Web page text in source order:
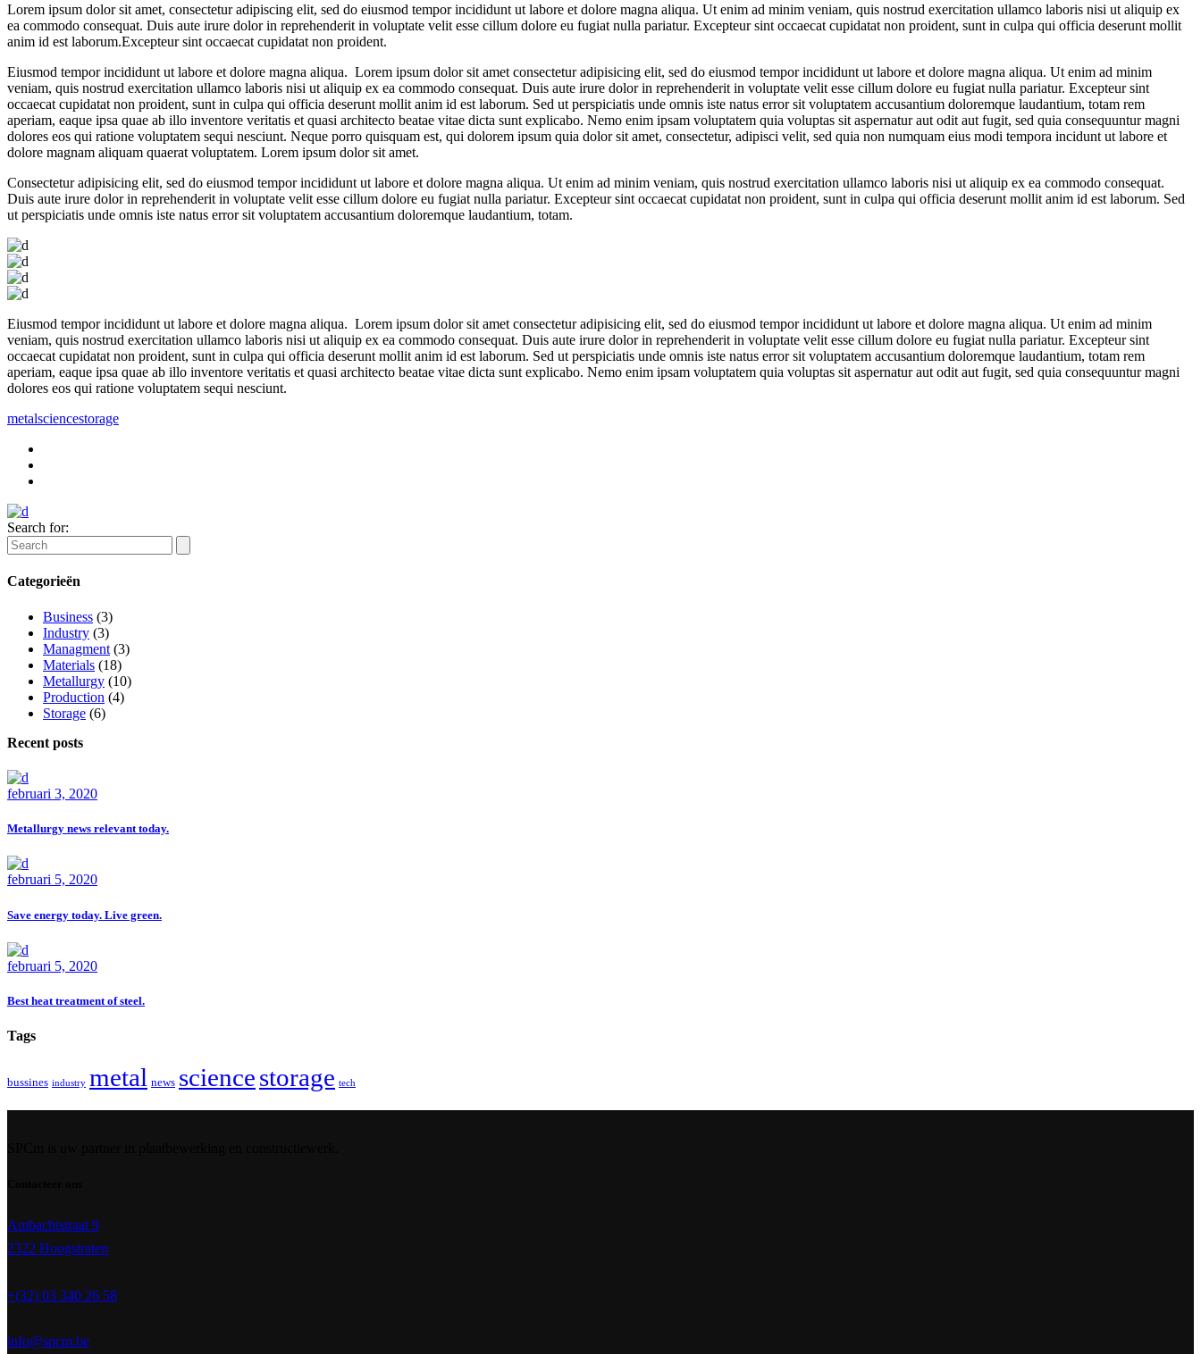
Lorem ipsum dolor sit amet, consectetur adipiscing elit, sed do eiusmod tempor incididunt ut labore et dolore magna aliqua. Ut enim ad minim veniam, quis nostrud exercitation ullamco laboris nisi ut aliquip ex
ea commodo consequat. Duis aute irure dolor in reprehenderit in voluptate velit esse cillum dolore eu fugiat nulla pariatur. Excepteur sint occaecat cupidatat non proident, sunt in culpa qui officia deserunt mollit
anim id est laborum.Excepteur sint occaecat cupidatat non proident.
Eiusmod tempor incididunt ut labore et dolore magna aliqua. Lorem ipsum dolor sit amet consectetur adipisicing elit, sed do eiusmod tempor incididunt ut labore et dolore magna aliqua. Ut enim ad minim
veniam, quis nostrud exercitation ullamco laboris nisi ut aliquip ex ea commodo consequat. Duis aute irure dolor in reprehenderit in voluptate velit esse cillum dolore eu fugiat nulla pariatur. Excepteur sint
occaecat cupidatat non proident, sunt in culpa qui officia deserunt mollit anim id est laborum. Sed ut perspiciatis unde omnis iste natus error sit voluptatem accusantium doloremque laudantium, totam rem
aperiam, eaque ipsa quae ab illo inventore veritatis et quasi architecto beatae vitae dicta sunt explicabo. Nemo enim ipsam voluptatem quia voluptas sit aspernatur aut odit aut fugit, sed quia consequuntur magni
dolores eos qui ratione voluptatem sequi nesciunt. Neque porro quisquam est, qui dolorem ipsum quia dolor sit amet, consectetur, adipisci velit, sed quia non numquam eius modi tempora incidunt ut labore et
dolore magnam aliquam quaerat voluptatem. Lorem ipsum dolor sit amet.
Consectetur adipisicing elit, sed do eiusmod tempor incididunt ut labore et dolore magna aliqua. Ut enim ad minim veniam, quis nostrud exercitation ullamco laboris nisi ut aliquip ex ea commodo consequat.
Duis aute irure dolor in reprehenderit in voluptate velit esse cillum dolore eu fugiat nulla pariatur. Excepteur sint occaecat cupidatat non proident, sunt in culpa qui officia deserunt mollit anim id est laborum. Sed
ut perspiciatis unde omnis iste natus error sit voluptatem accusantium doloremque laudantium, totam.
Eiusmod tempor incididunt ut labore et dolore magna aliqua. Lorem ipsum dolor sit amet consectetur adipisicing elit, sed do eiusmod tempor incididunt ut labore et dolore magna aliqua. Ut enim ad minim
veniam, quis nostrud exercitation ullamco laboris nisi ut aliquip ex ea commodo consequat. Duis aute irure dolor in reprehenderit in voluptate velit esse cillum dolore eu fugiat nulla pariatur. Excepteur sint
occaecat cupidatat non proident, sunt in culpa qui officia deserunt mollit anim id est laborum. Sed ut perspiciatis unde omnis iste natus error sit voluptatem accusantium doloremque laudantium, totam rem
aperiam, eaque ipsa quae ab illo inventore veritatis et quasi architecto beatae vitae dicta sunt explicabo. Nemo enim ipsam voluptatem quia voluptas sit aspernatur aut odit aut fugit, sed quia consequuntur magni
dolores eos qui ratione voluptatem sequi nesciunt.
metalsciencestorage
Search for:
Categorieën
Business (3)
Industry (3)
Managment (3)
Materials (18)
Metallurgy (10)
Production (4)
Storage (6)
Recent posts
februari 3, 2020
Metallurgy news relevant today.
februari 5, 2020
Save energy today. Live green.
februari 5, 2020
Best heat treatment of steel.
Tags
bussines industry metal news sciencestorage tech
Ambachtstraat 9
2322 Hoogstraten
+(32) 03 340 26 58
info@spcm.be